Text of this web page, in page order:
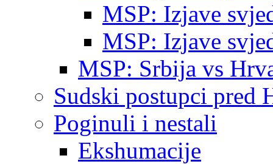
MSP: Izjave
MSP: Izjave
MSP: Srbija vs
Sudski postupci pred
Poginuli i nestali
Ekshumacije